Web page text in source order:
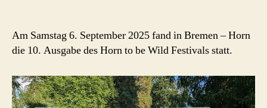
Am Samstag 6. September 2025 fand in Bremen – Horn
die 10. Ausgabe des Horn to be Wild Festivals statt.